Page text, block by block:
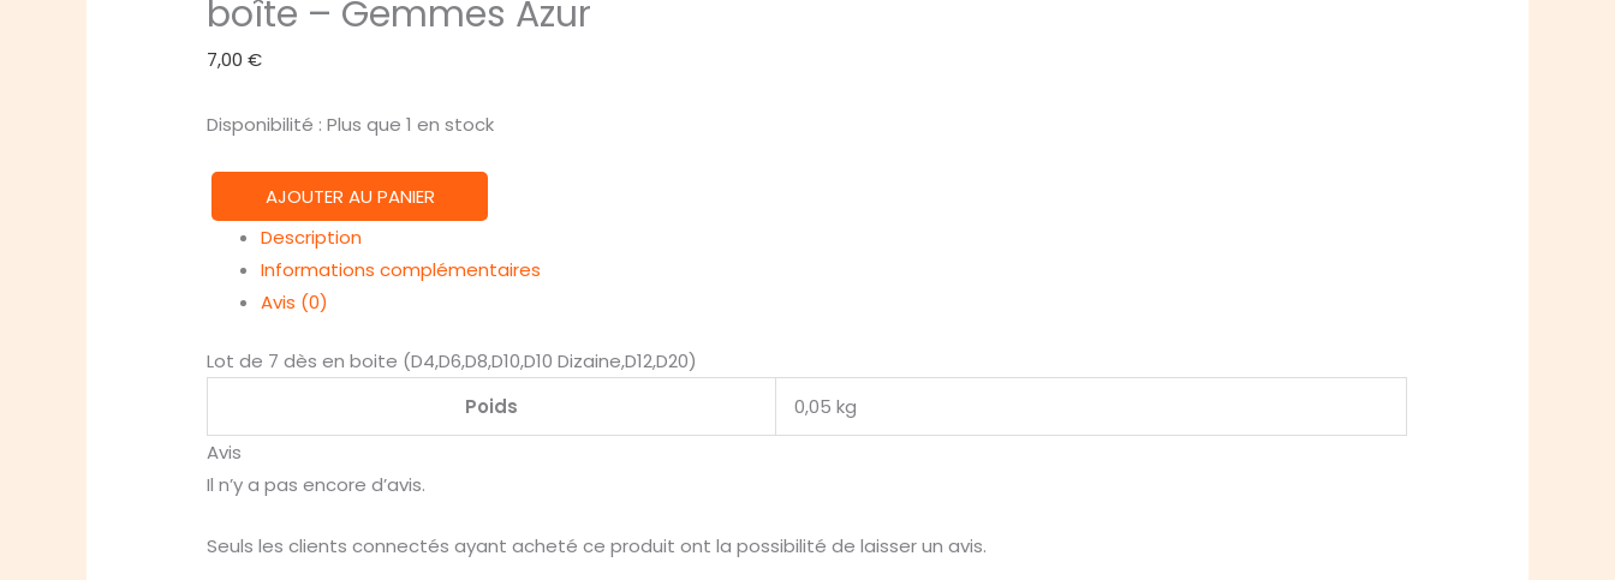
boîte – Gemmes Azur
7,00€
Disponibilité : Plus que 1 en stock
quantité
Dés
en
boîte
Gemmes
AJOUTER AU PANIER
Description
Informations complémentaires
Avis (0)
Lot de 7 dès en boite (D4,D6,D8,D10,D10 Dizaine,D12,D20)
Poids
0,05 kg
Avis
Il n’y a pas encore d’avis.
Seuls les clients connectés ayant acheté ce produit ont la possibilité de laisser un avis.